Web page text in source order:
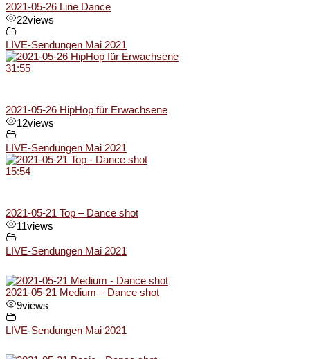
2021-05-26 Line Dance
22views
LIVE-Sendungen Mai 2021
31:55
2021-05-26 HipHop für Erwachsene
12views
LIVE-Sendungen Mai 2021
15:54
2021-05-21 Top – Dance shot
11views
LIVE-Sendungen Mai 2021
2021-05-21 Medium – Dance shot
9views
LIVE-Sendungen Mai 2021